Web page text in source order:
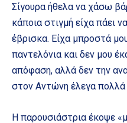
Σίγουρα ήθελα να χάσω
κάποια στιγμή είχα πάει
έβρισκα. Είχα μπροστά
παντελόνια και δεν μου
απόφαση, αλλά δεν την
στον Αντώνη έλεγα πολλά
Η παρουσιάστρια έκοψε